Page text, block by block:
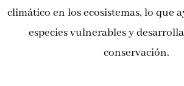
climático en los ecosistemas, lo que
especies vulnerables y
conservación.